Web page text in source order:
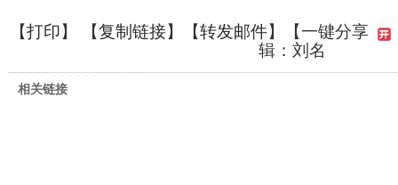
【打印】 【复制链接】【转发邮件】
【一键分享
辑：刘名
相关链接